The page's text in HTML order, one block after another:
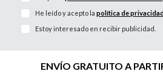
He leído y acepto lapolítica de
Estoy interesado en recibir publicidad.
ENVÍO GRATUITO A